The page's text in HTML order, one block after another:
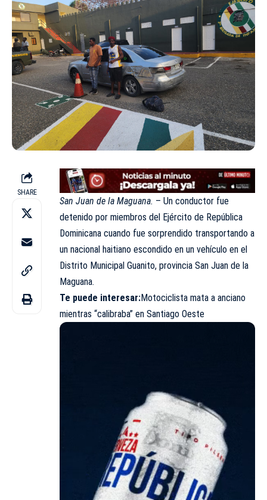
SHARE
San Juan de la Maguana. – Un conductor fue
detenido por miembros del Ejército de República
Dominicana cuando fue sorprendido transportando a
un nacional haitiano escondido en un vehículo en el
Distrito Municipal Guanito, provincia San Juan de la
Maguana.
Te puede interesar:Motociclista mata a anciano
mientras “calibraba” en Santiago Oeste